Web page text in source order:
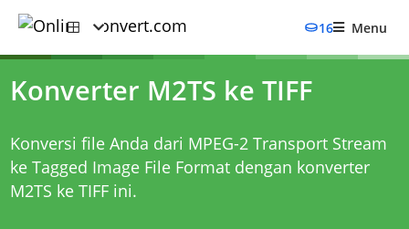
16 Menu
Konverter M2TS ke TIFF
Konversi file Anda dari MPEG-2 Transport Stream
ke Tagged Image File Format dengan konverter
M2TS ke TIFFini.